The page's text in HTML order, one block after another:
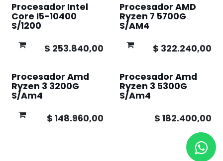
Procesador Intel
Core I5-10400
S/1200
$ 253.840,00
Procesador AMD
Ryzen 7 5700G
S/AM4
$ 322.240,00
Procesador Amd
Ryzen 3 3200G
S/Am4
$ 148.960,00
Procesador Amd
Ryzen 3 5300G
S/Am4
$ 182.400,00